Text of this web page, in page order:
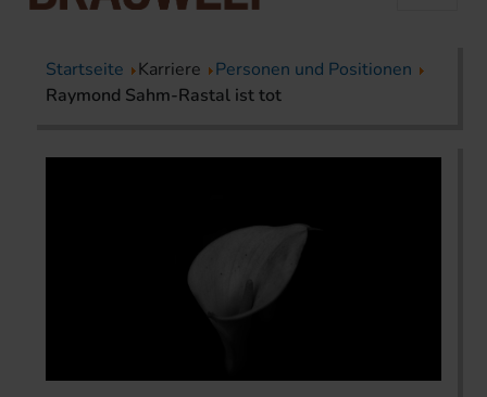
Startseite Karriere
Personen und Positionen
Raymond Sahm-Rastal ist tot